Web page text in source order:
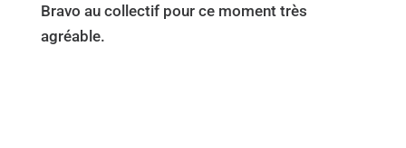
Bravo au collectif pour ce moment très
agréable.